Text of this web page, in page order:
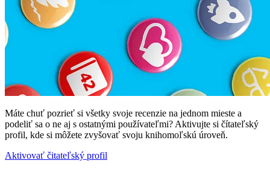
Máte chuť pozrieť si všetky svoje recenzie na jednom mieste a
podeliť sa o ne aj s ostatnými používateľmi? Aktivujte si čítateľský
profil, kde si môžete zvyšovať svoju knihomoľskú úroveň.
Aktivovať čitateľský profil